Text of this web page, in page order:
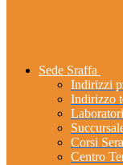
Sede Sraffa
Indirizzi
Indirizzo
Corsi
Centro